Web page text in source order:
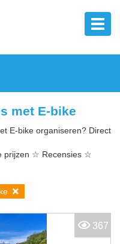
met E-bike
E-bike organiseren? Direct
prijzen ☆ Recensies ☆
367